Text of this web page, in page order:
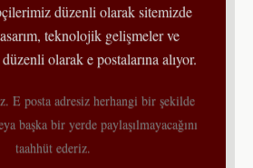
düzenli olarak sitemizde
teknolojik gelişmeler ve
olarak e postalarına alıyor.
E posta adresiz herhangi bir şekilde
başka bir yerde paylaşılmayacağını
taahhüt ederiz.